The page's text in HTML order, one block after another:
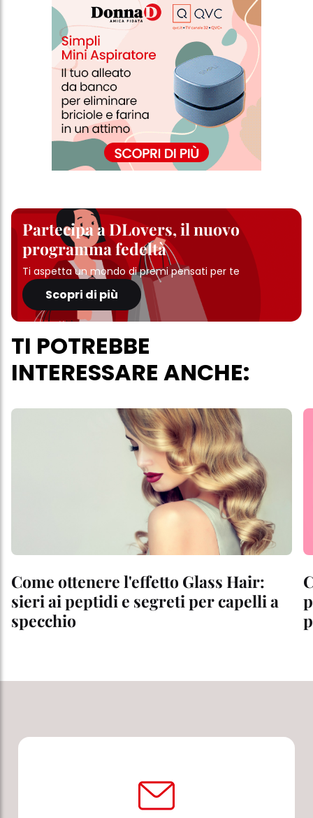
Partecipa a DLovers, il nuovo
programma fedeltà
Ti aspetta un mondo di premi pensati per te
Scopri di più
TI POTREBBE
INTERESSARE ANCHE:
Come ottenere l'effetto Glass Hair:
sieri ai peptidi e segreti per capelli a
specchio
particolare sul loro periodo di conservazione, consultare le
informazioni dettagliate su ciascun cookie disponibili facendo
clic su "modifica" di seguito".
Se fai clic su "Modifica" potrai trovare maggiori informazioni sul
trattamento dei tuoi dati / sull'uso dei cookie e consentirli per uno o
più degli scopi sopra menzionati. Cliccando su "Accetta tutto",
acconsenti all'uso dei cookie e al trattamento dei tuoi dati
personali per tutte le finalità sopra indicate. Se fai clic su "Rifiuta",
verranno utilizzati solo i cookie tecnicamente necessari per fornirti
questo sito web.